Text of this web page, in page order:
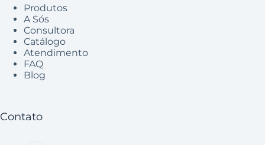
Produtos
A Sós
Consultora
Catálogo
Atendimento
FAQ
Blog
Contato